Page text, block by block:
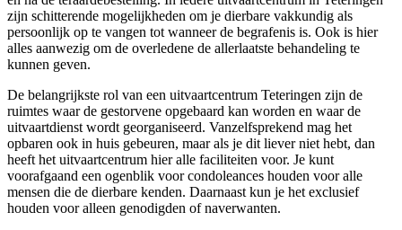
zijn schitterende mogelijkheden om je dierbare vakkundig als
persoonlijk op te vangen tot wanneer de begrafenis is. Ook is hier
alles aanwezig om de overledene de allerlaatste behandeling te
kunnen geven.
De belangrijkste rol van een uitvaartcentrum Teteringen zijn de
ruimtes waar de gestorvene opgebaard kan worden en waar de
uitvaartdienst wordt georganiseerd. Vanzelfsprekend mag het
opbaren ook in huis gebeuren, maar als je dit liever niet hebt, dan
heeft het uitvaartcentrum hier alle faciliteiten voor. Je kunt
voorafgaand een ogenblik voor condoleances houden voor alle
mensen die de dierbare kenden. Daarnaast kun je het exclusief
houden voor alleen genodigden of naverwanten.